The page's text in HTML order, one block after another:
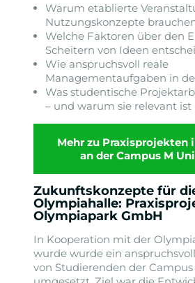
Warum etablierte
Nutzungskonzepte
Welche Faktoren über den
Scheitern von Ideen
Wie anspruchsvoll reale
Managementaufgaben in
Was studentische
– und warum sie relevant ist
Mehr zu Praxisprojekten
an der Campus M
Zukunftskonzepte für
Olympiahalle:
Olympiapark GmbH
In Kooperation mit der
wurde wurde ein
von Studierenden der